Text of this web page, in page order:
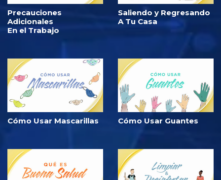
Precauciones
Adicionales
En el Trabajo
Saliendo y Regresando
A Tu Casa
Cómo Usar Mascarillas Cómo Usar Guantes